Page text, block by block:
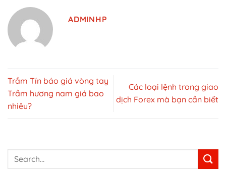
ADMINHP
Trầm Tín báo giá vòng tay
Trầm hương nam giá bao
nhiêu?
Các loại lệnh trong giao
dịch Forex mà bạn cần biết